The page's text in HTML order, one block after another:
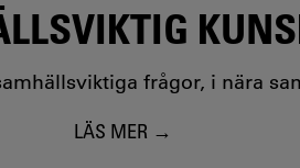
frågor, i nära
LÄS MER